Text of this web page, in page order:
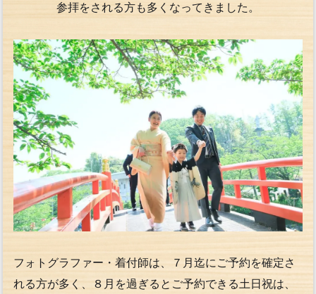
参拝をされる方も多くなってきました。
フォトグラファー・着付師は、７月迄にご予約を確定さ
れる方が多く、８月を過ぎるとご予約できる土日祝は、